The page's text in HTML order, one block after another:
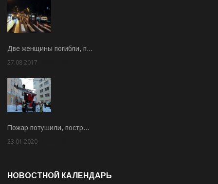
Две женщины погибли, п…
27.08.2017
Пожар потушили, постр…
23.01.2020
НОВОСТНОЙ КАЛЕНДАРЬ